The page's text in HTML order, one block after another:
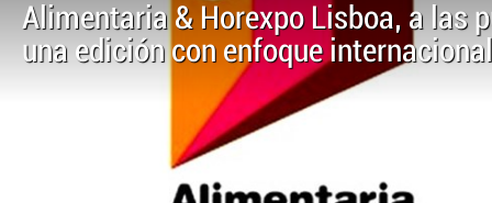
Alimentaria & Horexpo Lisboa, a las
una edición con enfoque internacional